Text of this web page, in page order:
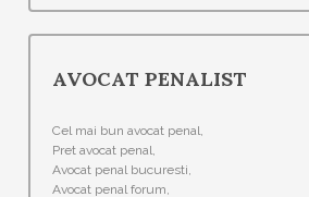
AVOCAT PENALIST
Cel mai bun avocat penal,
Pret avocat penal,
Avocat penal bucuresti,
Avocat penal forum,